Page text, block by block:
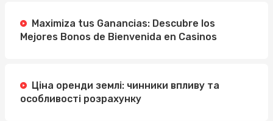
Maximiza tus Ganancias: Descubre los
Mejores Bonos de Bienvenida en Casinos
Ціна оренди землі: чинники впливу та
особливості розрахунку